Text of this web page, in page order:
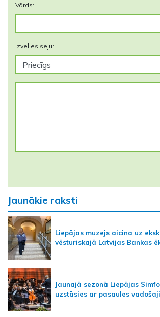
Vārds:
Izvēlies seju:
Jaunākie raksti
Liepājas muzejs aicina uz
vēsturiskajā Latvijas Bankas
Jaunajā sezonā Liepājas
uzstāsies ar pasaules